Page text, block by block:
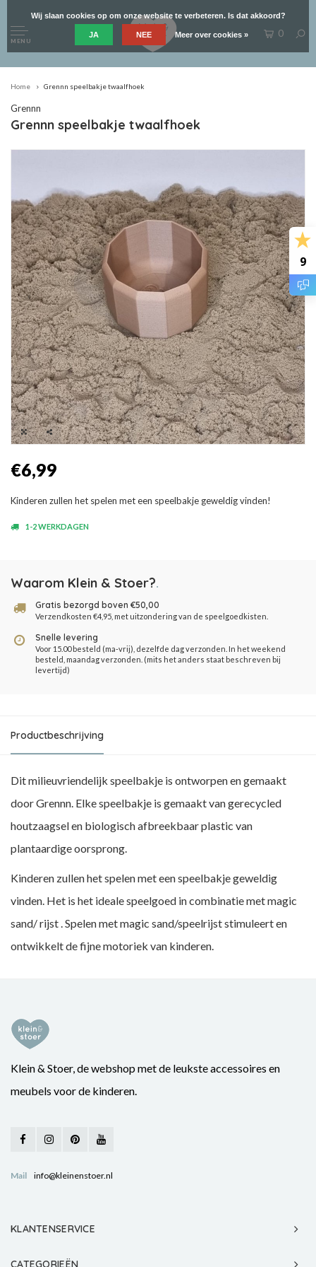
9
MENU
0
Home Grennn speelbakje twaalfhoek
Grennn
Grennn speelbakje twaalfhoek
€6,99
Kinderen zullen het spelen met een speelbakje geweldig vinden!
1-2 WERKDAGEN
Waarom Klein & Stoer?.
Gratis bezorgd boven €50,00
Verzendkosten €4,95, met uitzondering van de speelgoedkisten.
Snelle levering
Voor 15.00 besteld (ma-vrij), dezelfde dag verzonden. In het weekend
besteld, maandag verzonden. (mits het anders staat beschreven bij
levertijd)
Productbeschrijving
Dit milieuvriendelijk speelbakje is ontworpen en gemaakt
door Grennn. Elke speelbakje is gemaakt van gerecycled
houtzaagsel en biologisch afbreekbaar plastic van
plantaardige oorsprong.
Kinderen zullen het spelen met een speelbakje geweldig
vinden. Het is het ideale speelgoed in combinatie met magic
sand/ rijst . Spelen met magic sand/speelrijst stimuleert en
ontwikkelt de fijne motoriek van kinderen.
Klein & Stoer, de webshop met de leukste accessoires en
meubels voor de kinderen.
Mail info@kleinenstoer.nl
KLANTENSERVICE
CATEGORIEËN
Wij slaan cookies op om onze website te verbeteren. Is dat akkoord?
JA NEE Meer over cookies »